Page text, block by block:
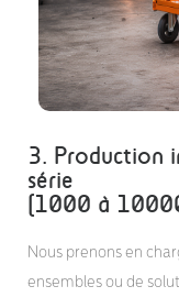
3. Production
série
(1000 à
Nous prenons en
ensembles ou de